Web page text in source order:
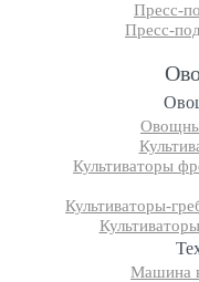
Пресс-
Пресс-
Культиваторы
Культиваторы-
Машина